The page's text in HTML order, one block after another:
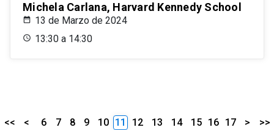
Michela Carlana, Harvard Kennedy School
13 de Marzo de 2024
13:30 a 14:30
<< < 6 7 8 9 10 11 12 13 14 15 16 17 > >>